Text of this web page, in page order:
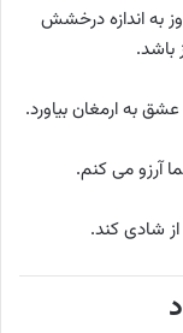
به اندازه درخشش
باشد.
به ارمغان بیاورد.
آرزو می کنم.
شادی کند.